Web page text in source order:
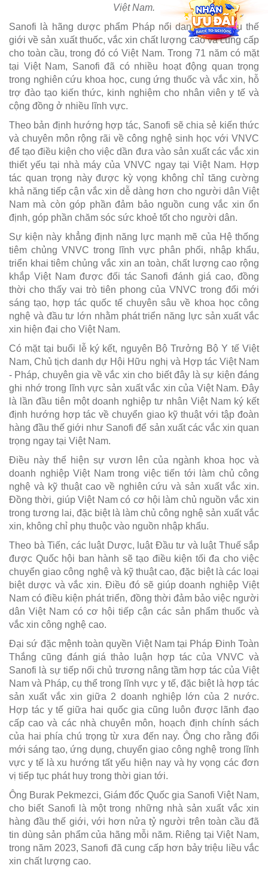
Việt Nam.
Sanofi là hãng dược phẩm Pháp nổi danh hàng đầu thế
giới về sản xuất thuốc, vắc xin chất lượng cao và cung cấp
cho toàn cầu, trong đó có Việt Nam. Trong 71 năm có mặt
tại Việt Nam, Sanofi đã có nhiều hoạt động quan trọng
trong nghiên cứu khoa học, cung ứng thuốc và vắc xin, hỗ
trợ đào tạo kiến thức, kinh nghiệm cho nhân viên y tế và
cộng đồng ở nhiều lĩnh vực.
Theo bản định hướng hợp tác, Sanofi sẽ chia sẻ kiến thức
và chuyên môn rộng rãi về công nghệ sinh học với VNVC
để tạo điều kiện cho việc dần đưa vào sản xuất các vắc xin
thiết yếu tại nhà máy của VNVC ngay tại Việt Nam. Hợp
tác quan trọng này được kỳ vọng không chỉ tăng cường
khả năng tiếp cận vắc xin dễ dàng hơn cho người dân Việt
Nam mà còn góp phần đảm bảo nguồn cung vắc xin ổn
định, góp phần chăm sóc sức khoẻ tốt cho người dân.
Sự kiện này khẳng định năng lực mạnh mẽ của Hệ thống
tiêm chủng VNVC trong lĩnh vực phân phối, nhập khẩu,
triển khai tiêm chủng vắc xin an toàn, chất lượng cao rộng
khắp Việt Nam được đối tác Sanofi đánh giá cao, đồng
thời cho thấy vai trò tiên phong của VNVC trong đổi mới
sáng tạo, hợp tác quốc tế chuyên sâu về khoa học công
nghệ và đầu tư lớn nhằm phát triển năng lực sản xuất vắc
xin hiện đại cho Việt Nam.
Có mặt tại buổi lễ ký kết, nguyên Bộ Trưởng Bộ Y tế Việt
Nam, Chủ tịch danh dự Hội Hữu nghị và Hợp tác Việt Nam
- Pháp, chuyên gia về vắc xin cho biết đây là sự kiện đáng
ghi nhớ trong lĩnh vực sản xuất vắc xin của Việt Nam. Đây
là lần đầu tiên một doanh nghiệp tư nhân Việt Nam ký kết
định hướng hợp tác về chuyển giao kỹ thuật với tập đoàn
hàng đầu thế giới như Sanofi để sản xuất các vắc xin quan
trọng ngay tại Việt Nam.
Điều này thể hiện sự vươn lên của ngành khoa học và
doanh nghiệp Việt Nam trong việc tiến tới làm chủ công
nghệ và kỹ thuật cao về nghiên cứu và sản xuất vắc xin.
Đồng thời, giúp Việt Nam có cơ hội làm chủ nguồn vắc xin
trong tương lai, đặc biệt là làm chủ công nghệ sản xuất vắc
xin, không chỉ phụ thuộc vào nguồn nhập khẩu.
Theo bà Tiến, các luật Dược, luật Đầu tư và luật Thuế sắp
được Quốc hội ban hành sẽ tạo điều kiện tối đa cho việc
chuyển giao công nghệ và kỹ thuật cao, đặc biệt là các loại
biệt dược và vắc xin. Điều đó sẽ giúp doanh nghiệp Việt
Nam có điều kiện phát triển, đồng thời đảm bảo việc người
dân Việt Nam có cơ hội tiếp cận các sản phẩm thuốc và
vắc xin công nghệ cao.
Đại sứ đặc mệnh toàn quyền Việt Nam tại Pháp Đinh Toàn
Thắng cũng đánh giá thảo luận hợp tác của VNVC và
Sanofi là sự tiếp nối chủ trương nâng tầm hợp tác của Việt
Nam và Pháp, cụ thể trong lĩnh vực y tế, đặc biệt là hợp tác
sản xuất vắc xin giữa 2 doanh nghiệp lớn của 2 nước.
Hợp tác y tế giữa hai quốc gia cũng luôn được lãnh đạo
cấp cao và các nhà chuyên môn, hoạch định chính sách
của hai phía chú trọng từ xưa đến nay. Ông cho rằng đổi
mới sáng tạo, ứng dụng, chuyển giao công nghệ trong lĩnh
vực y tế là xu hướng tất yếu hiện nay và hy vọng các đơn
vị tiếp tục phát huy trong thời gian tới.
Ông Burak Pekmezci, Giám đốc Quốc gia Sanofi Việt Nam,
cho biết Sanofi là một trong những nhà sản xuất vắc xin
hàng đầu thế giới, với hơn nửa tỷ người trên toàn cầu đã
tin dùng sản phẩm của hãng mỗi năm. Riêng tại Việt Nam,
trong năm 2023, Sanofi đã cung cấp hơn bảy triệu liều vắc
xin chất lượng cao.